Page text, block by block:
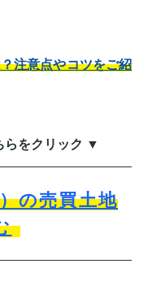
注意点やコツをご紹
らをクリック ▼
の売買土地